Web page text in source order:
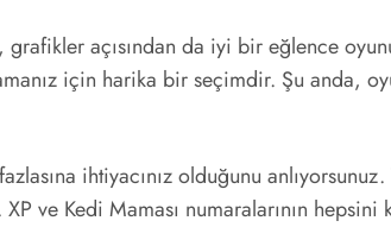
grafikler açısından da iyi bir eğlence
için harika bir seçimdir. Şu anda,
ihtiyacınız olduğunu
ve Kedi Maması numaralarının